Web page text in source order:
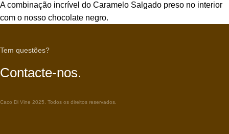
A combinação incrível do Caramelo Salgado preso no interior
com o nosso chocolate negro.
Tem questões?
Contacte-nos.
Caco Di Vine 2025. Todos os direitos reservados.